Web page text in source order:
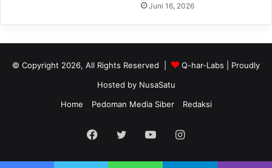
Juni 16, 2026
© Copyright 2026, All Rights Reserved | Q-har-Labs | Proudly
Hosted by NusaSatu
Home
Pedoman Media Siber Redaksi
Facebook
TwitterYouTubeInstagram